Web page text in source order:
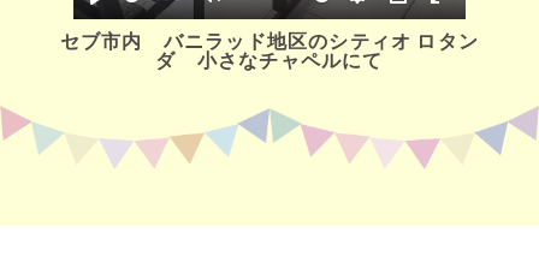
セブ市内 バニラッド地区のシティオ ロタン
ダ 小さなチャペルにて